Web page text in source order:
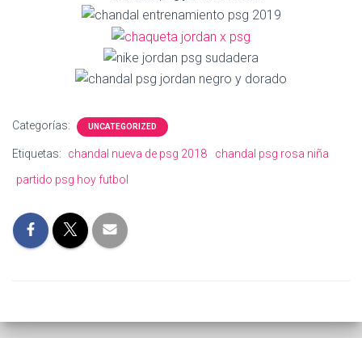
Categorías: UNCATEGORIZED
Etiquetas: chandal nueva de psg 2018
chandal psg rosa niña
partido psg hoy futbol